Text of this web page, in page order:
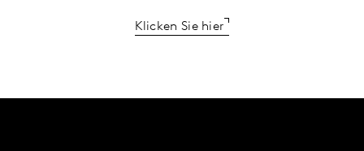
Klicken Sie hier